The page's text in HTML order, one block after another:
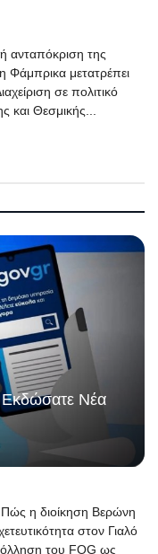
ανταπόκριση της
Φάμπρικα μετατρέπει
σε πολιτικό
και Θεσμικής...
Νέα
η διοίκηση Βερώνη
στον Γιαλό
του FOG ως